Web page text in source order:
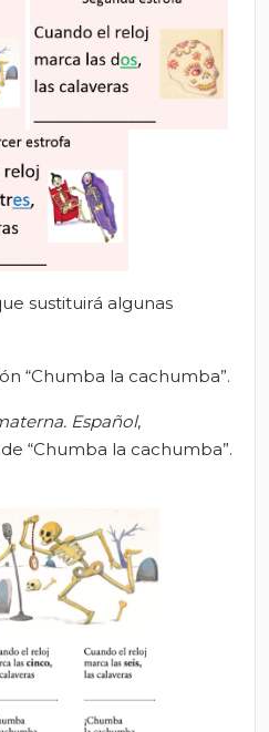
sustituirá algunas
“Chumba la cachumba”.
Español,
“Chumba la cachumba”.